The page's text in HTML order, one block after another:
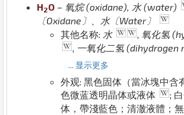
H2O – 氧烷 (oxidane), 水 (water)
〔Oxidane〕、水〔Water〕
其他名称: 水 , 氧化氢
, 一氧化二氢 (dihydrogen
... 显示更多
外观: 黑色固体（當冰塊中含
色微蓝透明晶体或液体
;
体，帶淺藍色；清澈液體；